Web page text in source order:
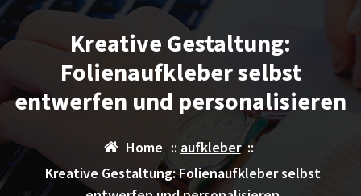
Kreative Gestaltung:
Folienaufkleber selbst
entwerfen und personalisieren
Home :: aufkleber::
Kreative Gestaltung: Folienaufkleber selbst